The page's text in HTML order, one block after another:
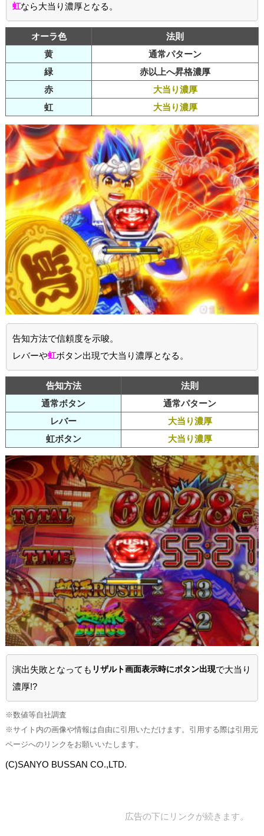
虹なら大当り濃厚となる。
オーラ色
法則
黄
通常パターン
緑
赤以上へ昇格濃厚
赤
大当り濃厚
虹
大当り濃厚
告知方法で信頼度を示唆。
レバーや虹ボタン出現で大当り濃厚となる。
告知方法
法則
通常ボタン
通常パターン
レバー
大当り濃厚
虹ボタン
大当り濃厚
演出失敗となっても リザルト画面表示時にボタン出現で大当り
濃厚!?
※数値等自社調査
※サイト内の画像や情報は自由に引用いただけます。引用する際は引用元
ページへのリンクをお願いいたします。
(C)SANYO BUSSAN CO.,LTD.
広告の下にリンクが続きます。